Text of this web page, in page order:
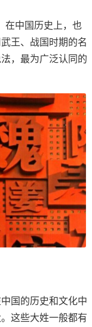
在中国历史上，也
王、战国时期的名
，最为广泛认同的
国的历史和文化中
这些大姓一般都有